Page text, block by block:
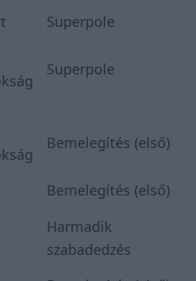
Superpole
Superpole
Bemelegítés (első)
Bemelegítés (első)
Harmadik
szabadedzés